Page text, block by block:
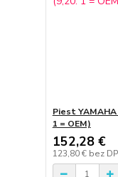
Piest YAMAHA
1 = OEM)
152,28 €
123,80 € bez